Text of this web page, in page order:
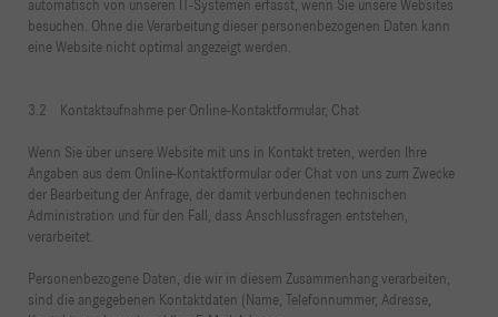
automatisch von unseren IT-Systemen erfasst, wenn Sie unsere Websites
besuchen. Ohne die Verarbeitung dieser personenbezogenen Daten kann
eine Website nicht optimal angezeigt werden.
3.2 Kontaktaufnahme per Online-Kontaktformular, Chat
Wenn Sie über unsere Website mit uns in Kontakt treten, werden Ihre
Angaben aus dem Online-Kontaktformular oder Chat von uns zum Zwecke
der Bearbeitung der Anfrage, der damit verbundenen technischen
Administration und für den Fall, dass Anschlussfragen entstehen,
verarbeitet.
Personenbezogene Daten, die wir in diesem Zusammenhang verarbeiten,
sind die angegebenen Kontaktdaten (Name, Telefonnummer, Adresse,